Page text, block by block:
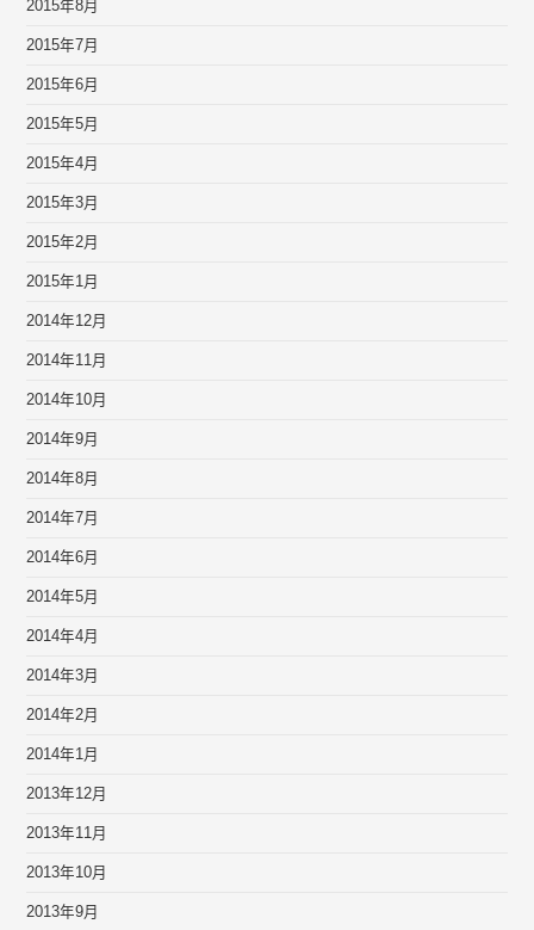
2015年8月
2015年7月
2015年6月
2015年5月
2015年4月
2015年3月
2015年2月
2015年1月
2014年12月
2014年11月
2014年10月
2014年9月
2014年8月
2014年7月
2014年6月
2014年5月
2014年4月
2014年3月
2014年2月
2014年1月
2013年12月
2013年11月
2013年10月
2013年9月